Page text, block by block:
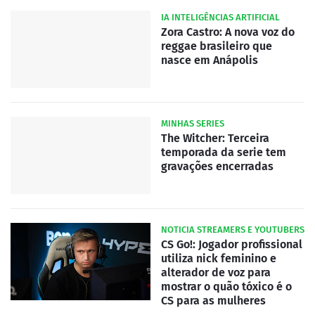
IA INTELIGÊNCIAS ARTIFICIAL
Zora Castro: A nova voz do
reggae brasileiro que
nasce em Anápolis
MINHAS SERIES
The Witcher: Terceira
temporada da serie tem
gravações encerradas
NOTICIA STREAMERS E YOUTUBERS
CS Go!: Jogador profissional
utiliza nick feminino e
alterador de voz para
mostrar o quão tóxico é o
CS para as mulheres